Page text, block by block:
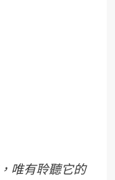
唯有聆聽它的